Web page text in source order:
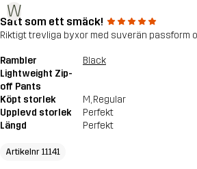
W
Satt som ett smäck!
Riktigt trevliga byxor med suverän passform
Rambler
Lightweight Zip-
off Pants
Black
Köpt storlek M, Regular
Upplevd storlek
Perfekt
Längd
Perfekt
Artikelnr 11141